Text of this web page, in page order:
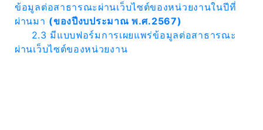
ข้อมูลต่อสาธารณะผ่านเว็บไซต์ของหน่วยงานในปีที่
ผ่านมา (ของปีงบประมาณ พ.ศ.2567)
2.3 มีแบบฟอร์มการเผยแพร่ข้อมูลต่อสาธารณะ
ผ่านเว็บไซต์ของหน่วยงาน